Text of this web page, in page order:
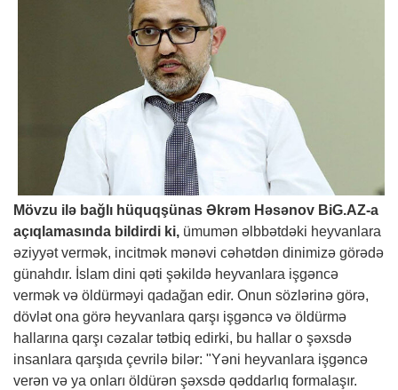
Mövzu ilə bağlı hüquqşünas Əkrəm Həsənov BiG.AZ-a
açıqlamasında bildirdi ki, ümumən əlbbətdəki heyvanlara
əziyyət vermək, incitmək mənəvi cəhətdən dinimizə görədə
günahdır. İslam dini qəti şəkildə heyvanlara işgəncə
vermək və öldürməyi qadağan edir. Onun sözlərinə görə,
dövlət ona görə heyvanlara qarşı işgəncə və öldürmə
hallarına qarşı cəzalar tətbiq edirki, bu hallar o şəxsdə
insanlara qarşıda çevrilə bilər: "Yəni heyvanlara işgəncə
verən və ya onları öldürən şəxsdə qəddarlıq formalaşır.